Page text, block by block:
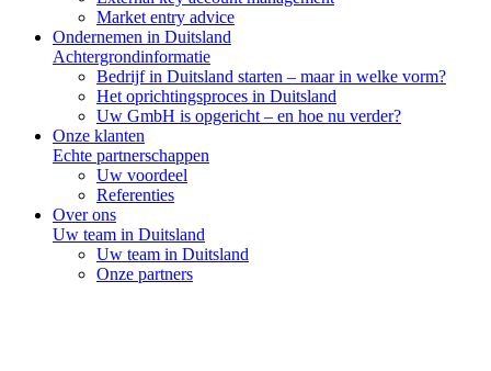
Market entry advice
Ondernemen in Duitsland
Achtergrondinformatie
Bedrijf in Duitsland starten – maar in welke vorm?
Het oprichtingsproces in Duitsland
Uw GmbH is opgericht – en hoe nu verder?
Onze klanten
Echte partnerschappen
Uw voordeel
Referenties
Over ons
Uw team in Duitsland
Uw team in Duitsland
Onze partners